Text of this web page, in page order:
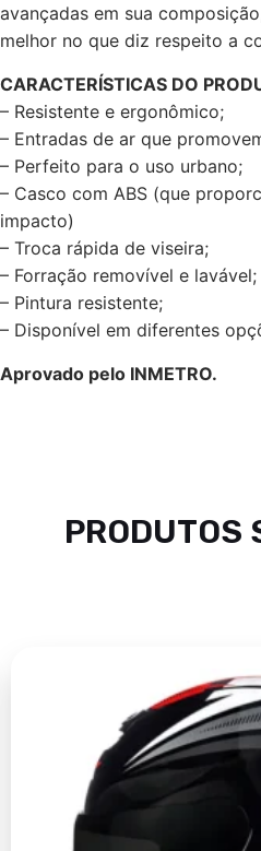
avançadas em sua
melhor no que diz respeito a
CARACTERÍSTICAS DO
– Resistente e ergonômico;
– Entradas de ar que
– Perfeito para o uso urbano;
– Casco com ABS (que
impacto)
– Troca rápida de viseira;
– Forração removível e lavável;
– Pintura resistente;
– Disponível em diferentes
Aprovado pelo INMETRO.
PRODUTOS